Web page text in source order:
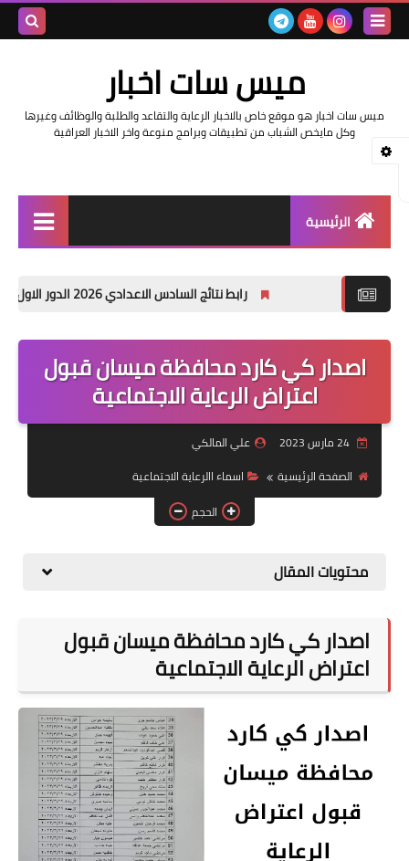
ميس سات اخبار
ميس سات اخبار هو موقع خاص بالاخبار الرعاية والتقاعد والطلبة والوظائف وغيرها
وكل مايخص الشباب من تطبيقات وبرامج منوعة واخر الاخبار العراقية
الرئيسية
اخبار وزارة التربية والتعليم
اخبار وزارة العمل وهيئة
التقاعد
قسم التطبيقات
قطع الاراضي
رابط نتائج السادس الاعدادي 2026 الدور الاول في العراق | موقع نتائجنا
اصدار كي كارد محافظة ميسان قبول
اعتراض الرعاية الاجتماعية
24 مارس 2023
علي المالكي
الصفحة الرئيسية
اسماء االرعاية الاجتماعية
الحجم
محتويات المقال
اصدار كي كارد محافظة ميسان قبول
اعتراض الرعاية الاجتماعية